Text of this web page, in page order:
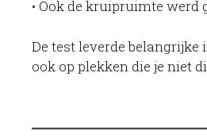
• Ook de kruipruimte werd
De test leverde
ook op plekken die je niet